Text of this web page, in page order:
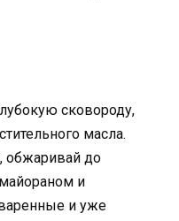
сковороду,
масла.
обжаривай до
и
и уже